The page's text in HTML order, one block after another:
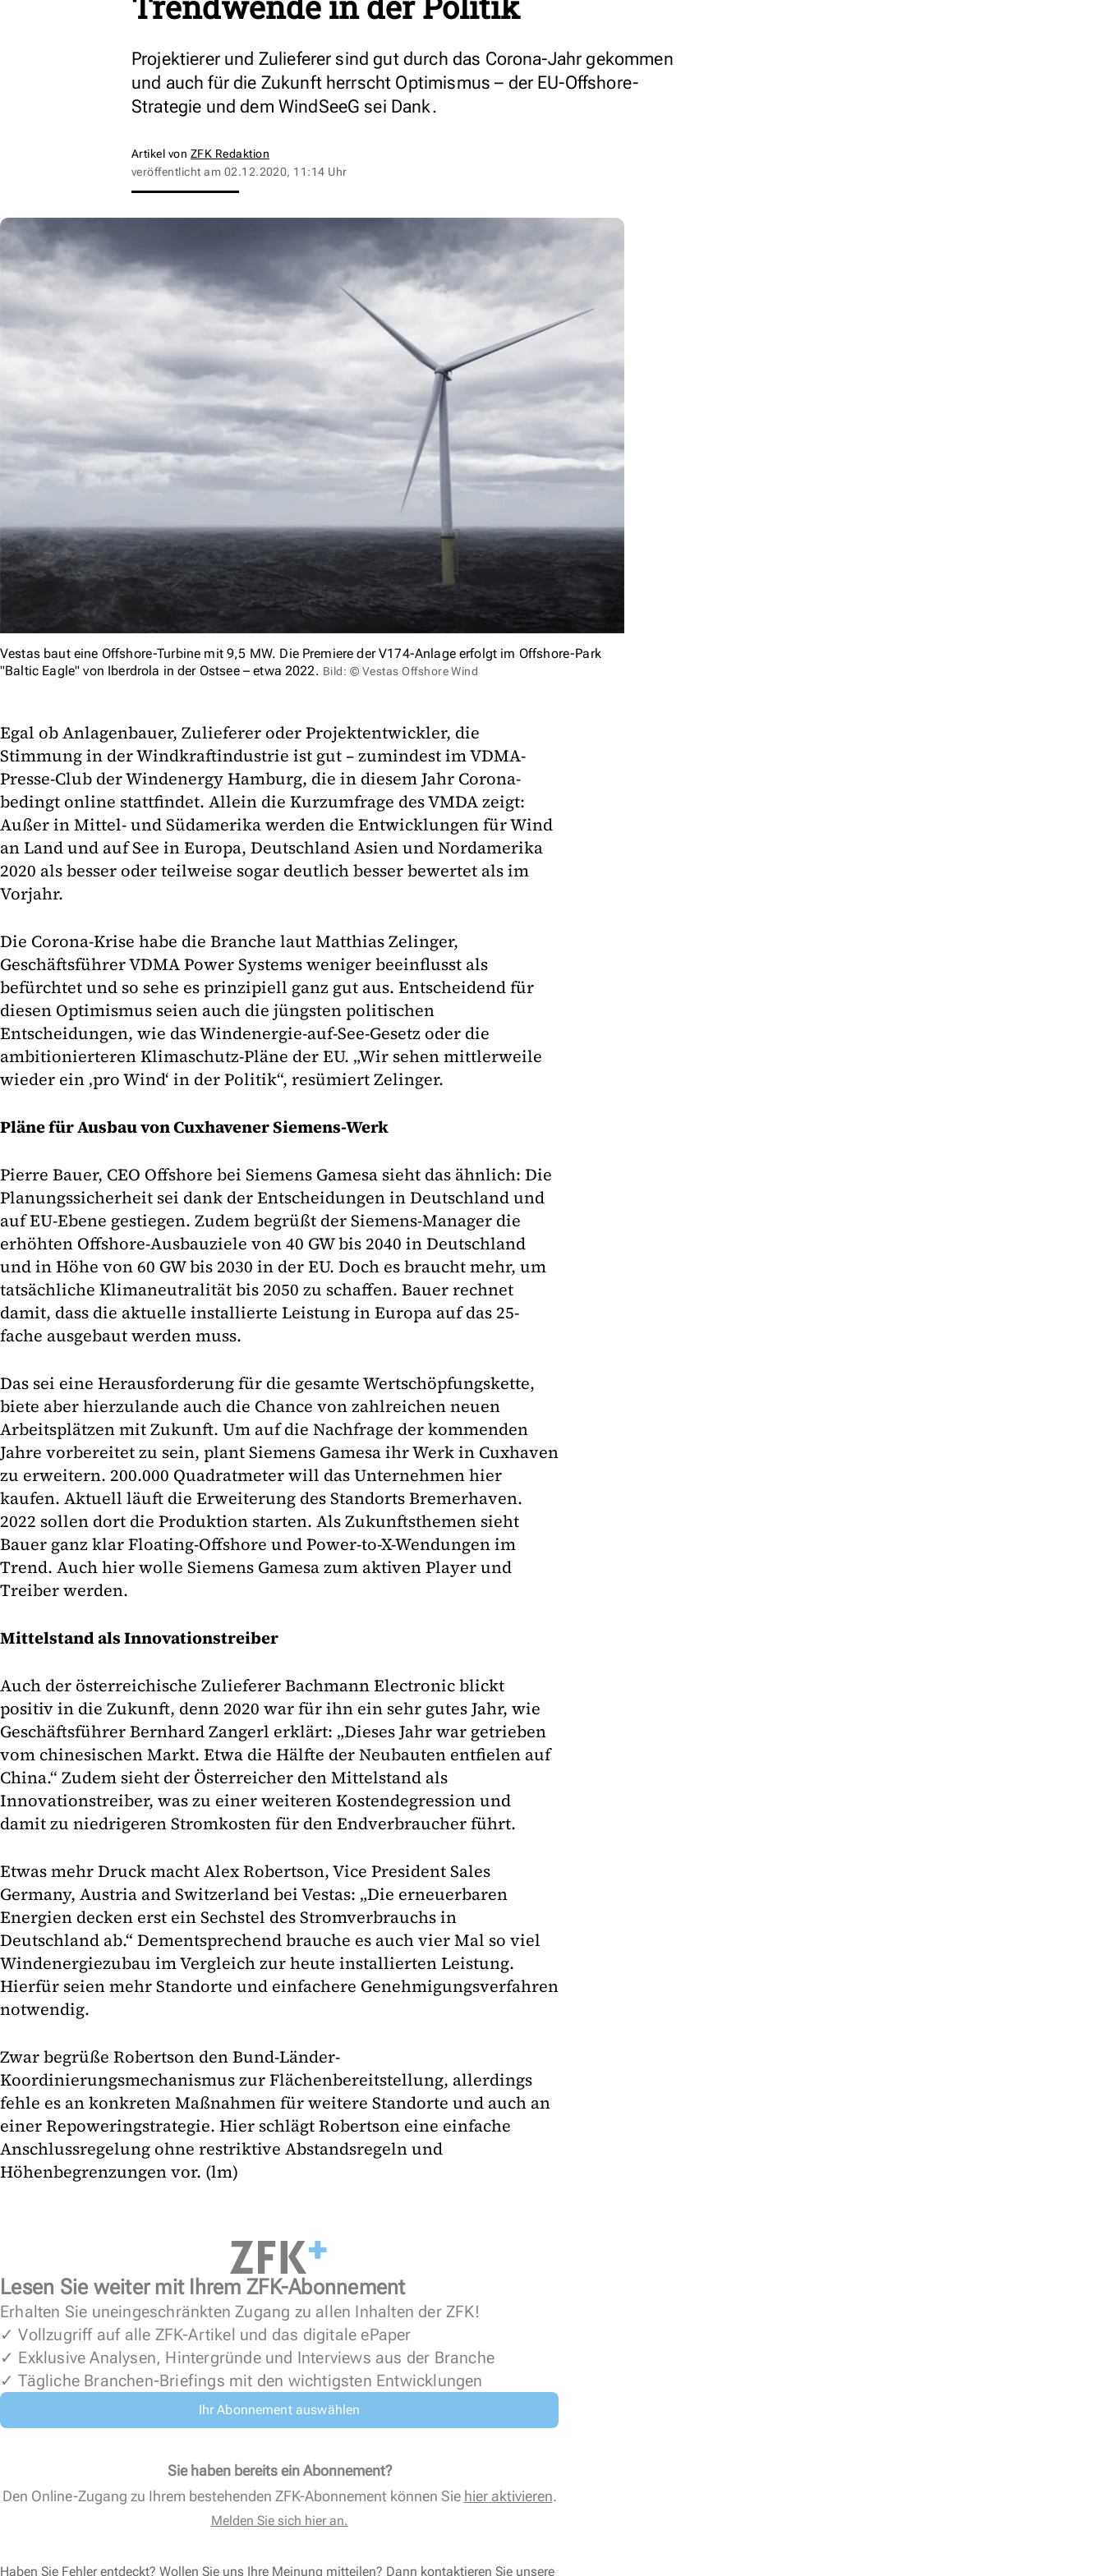
Projektierer und Zulieferer sind gut durch das Corona-Jahr gekommen
und auch für die Zukunft herrscht Optimismus – der EU-Offshore-
Strategie und dem WindSeeG sei Dank.
Artikel von ZFK Redaktion
veröffentlicht am 02.12.2020, 11:14 Uhr
Vestas baut eine Offshore-Turbine mit 9,5 MW. Die Premiere der V174-Anlage erfolgt im Offshore-Park
"Baltic Eagle" von Iberdrola in der Ostsee – etwa 2022. Bild: © Vestas Offshore Wind
Egal ob Anlagenbauer, Zulieferer oder Projektentwickler, die
Stimmung in der Windkraftindustrie ist gut – zumindest im VDMA-
Presse-Club der Windenergy Hamburg, die in diesem Jahr Corona-
bedingt online stattfindet. Allein die Kurzumfrage des VMDA zeigt:
Außer in Mittel- und Südamerika werden die Entwicklungen für Wind
an Land und auf See in Europa, Deutschland Asien und Nordamerika
2020 als besser oder teilweise sogar deutlich besser bewertet als im
Vorjahr.
Die Corona-Krise habe die Branche laut Matthias Zelinger,
Geschäftsführer VDMA Power Systems weniger beeinflusst als
befürchtet und so sehe es prinzipiell ganz gut aus. Entscheidend für
diesen Optimismus seien auch die jüngsten politischen
Entscheidungen, wie das Windenergie-auf-See-Gesetz oder die
ambitionierteren Klimaschutz-Pläne der EU. „Wir sehen mittlerweile
wieder ein ‚pro Wind‘ in der Politik“, resümiert Zelinger.
Pläne für Ausbau von Cuxhavener Siemens-Werk
Pierre Bauer, CEO Offshore bei Siemens Gamesa sieht das ähnlich: Die
Planungssicherheit sei dank der Entscheidungen in Deutschland und
auf EU-Ebene gestiegen. Zudem begrüßt der Siemens-Manager die
erhöhten Offshore-Ausbauziele von 40 GW bis 2040 in Deutschland
und in Höhe von 60 GW bis 2030 in der EU. Doch es braucht mehr, um
tatsächliche Klimaneutralität bis 2050 zu schaffen. Bauer rechnet
damit, dass die aktuelle installierte Leistung in Europa auf das 25-
fache ausgebaut werden muss.
Das sei eine Herausforderung für die gesamte Wertschöpfungskette,
biete aber hierzulande auch die Chance von zahlreichen neuen
Arbeitsplätzen mit Zukunft. Um auf die Nachfrage der kommenden
Jahre vorbereitet zu sein, plant Siemens Gamesa ihr Werk in Cuxhaven
zu erweitern. 200.000 Quadratmeter will das Unternehmen hier
kaufen. Aktuell läuft die Erweiterung des Standorts Bremerhaven.
2022 sollen dort die Produktion starten. Als Zukunftsthemen sieht
Bauer ganz klar Floating-Offshore und Power-to-X-Wendungen im
Trend. Auch hier wolle Siemens Gamesa zum aktiven Player und
Treiber werden.
Mittelstand als Innovationstreiber
Auch der österreichische Zulieferer Bachmann Electronic blickt
positiv in die Zukunft, denn 2020 war für ihn ein sehr gutes Jahr, wie
Geschäftsführer Bernhard Zangerl erklärt: „Dieses Jahr war getrieben
vom chinesischen Markt. Etwa die Hälfte der Neubauten entfielen auf
China.“ Zudem sieht der Österreicher den Mittelstand als
Innovationstreiber, was zu einer weiteren Kostendegression und
damit zu niedrigeren Stromkosten für den Endverbraucher führt.
Etwas mehr Druck macht Alex Robertson, Vice President Sales
Germany, Austria and Switzerland bei Vestas: „Die erneuerbaren
Energien decken erst ein Sechstel des Stromverbrauchs in
Deutschland ab.“ Dementsprechend brauche es auch vier Mal so viel
Windenergiezubau im Vergleich zur heute installierten Leistung.
Hierfür seien mehr Standorte und einfachere Genehmigungsverfahren
notwendig.
Zwar begrüße Robertson den Bund-Länder-
Koordinierungsmechanismus zur Flächenbereitstellung, allerdings
fehle es an konkreten Maßnahmen für weitere Standorte und auch an
einer Repoweringstrategie. Hier schlägt Robertson eine einfache
Anschlussregelung ohne restriktive Abstandsregeln und
Höhenbegrenzungen vor. (lm)
Lesen Sie weiter mit Ihrem ZFK-Abonnement
Erhalten Sie uneingeschränkten Zugang zu allen Inhalten der ZFK!
✓ Vollzugriff auf alle ZFK-Artikel und das digitale ePaper
✓ Exklusive Analysen, Hintergründe und Interviews aus der Branche
✓ Tägliche Branchen-Briefings mit den wichtigsten Entwicklungen
Ihr Abonnement auswählen
Sie haben bereits ein Abonnement?
Den Online-Zugang zu Ihrem bestehenden ZFK-Abonnement können Sie hier aktivieren.
Melden Sie sich hier an.
Haben Sie Fehler entdeckt? Wollen Sie uns Ihre Meinung mitteilen? Dann kontaktieren Sie unsere